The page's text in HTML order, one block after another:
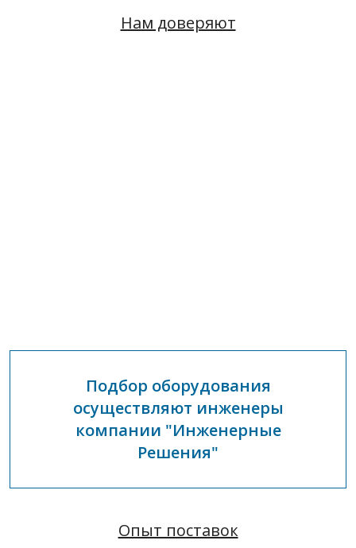
Нам доверяют
Подбор оборудования
осуществляют инженеры
компании "Инженерные
Решения"
Опыт поставок